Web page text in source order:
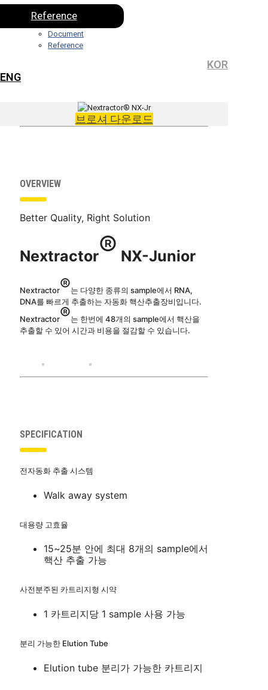
Reference
Document
Reference
KOR
ENG
브로셔 다운로드
OVERVIEW
Better Quality, Right Solution
Nextractor® NX-Junior
Nextractor®는 다양한 종류의 sample에서 RNA,
DNA를 빠르게 추출하는 자동화 핵산추출장비입니다.
Nextractor®는 한번에 48개의 sample에서 핵산을
추출할 수 있어 시간과 비용을 절감할 수 있습니다.
SPECIFICATION
전자동화 추출 시스템
Walk away system
대용량 고효율
15~25분 안에 최대 8개의 sample에서
핵산 추출 가능
사전분주된 카트리지형 시약
1 카트리지당 1 sample 사용 가능
분리 가능한 Elution Tube
Elution tube 분리가 가능한 카트리지